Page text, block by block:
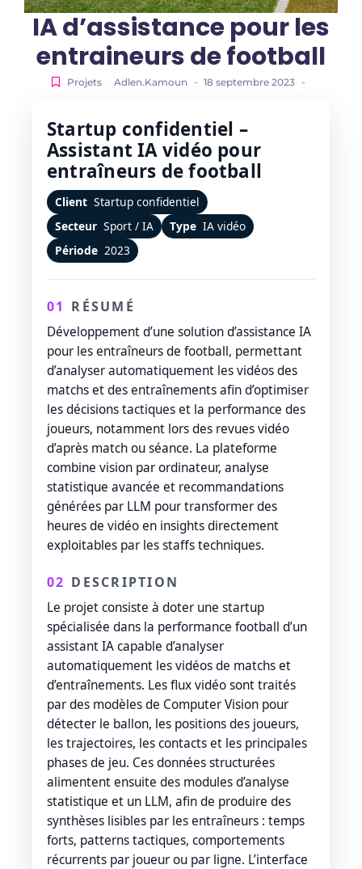
IA d’assistance pour les
entraineurs de football
Projets Adlen.Kamoun - 18 septembre 2023 -
Startup confidentiel –
Assistant IA vidéo pour
entraîneurs de football
Client Startup confidentiel
Secteur Sport / IA Type IA vidéo
Période 2023
01 RÉSUMÉ
Développement d’une solution d’assistance IA
pour les entraîneurs de football, permettant
d’analyser automatiquement les vidéos des
matchs et des entraînements afin d’optimiser
les décisions tactiques et la performance des
joueurs, notamment lors des revues vidéo
d’après match ou séance. La plateforme
combine vision par ordinateur, analyse
statistique avancée et recommandations
générées par LLM pour transformer des
heures de vidéo en insights directement
exploitables par les staffs techniques.
02 DESCRIPTION
Le projet consiste à doter une startup
spécialisée dans la performance football d’un
assistant IA capable d’analyser
automatiquement les vidéos de matchs et
d’entraînements. Les flux vidéo sont traités
par des modèles de Computer Vision pour
détecter le ballon, les positions des joueurs,
les trajectoires, les contacts et les principales
phases de jeu. Ces données structurées
alimentent ensuite des modules d’analyse
statistique et un LLM, afin de produire des
synthèses lisibles par les entraîneurs : temps
forts, patterns tactiques, comportements
récurrents par joueur ou par ligne. L’interface